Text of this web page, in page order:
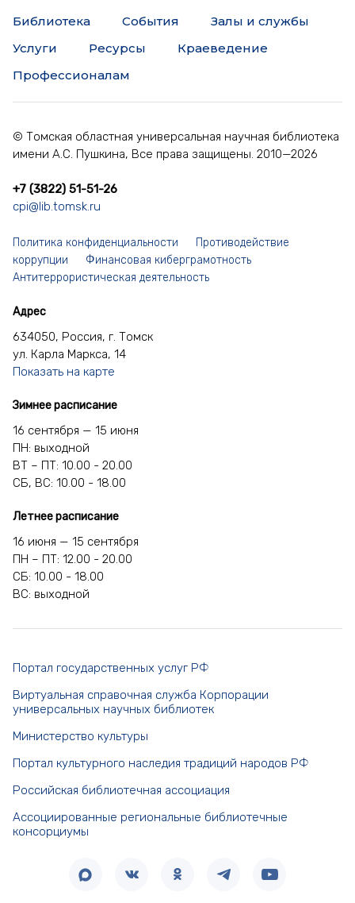
Библиотека События
Залы и службы
Услуги
Ресурсы
Краеведение
Профессионалам
© Томская областная универсальная научная библиотека
имени А.С. Пушкина, Все права защищены. 2010—2026
+7 (3822) 51-51-26
cpi@lib.tomsk.ru
Политика конфиденциальности
Противодействие
коррупции
Финансовая киберграмотность
Антитеррористическая деятельность
Адрес
634050, Россия, г. Томск
ул. Карла Маркса, 14
Показать на карте
Зимнее расписание
16 сентября — 15 июня
ПН: выходной
ВТ – ПТ: 10.00 - 20.00
СБ, ВС: 10.00 - 18.00
Летнее расписание
16 июня — 15 сентября
ПН – ПТ: 12.00 - 20.00
СБ: 10.00 - 18.00
ВС: выходной
Портал государственных услуг РФ
Виртуальная справочная служба Корпорации
универсальных научных библиотек
Министерство культуры
Портал культурного наследия традиций народов РФ
Российская библиотечная ассоциация
Ассоциированные региональные библиотечные
консорциумы